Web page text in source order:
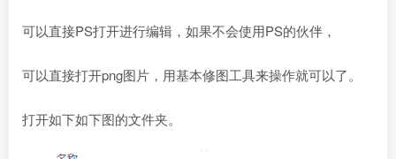
可以直接PS打开进行编辑，如果不会使用PS的伙伴，
可以直接打开png图片，用基本修图工具来操作就可以了。
打开如下如下图的文件夹。